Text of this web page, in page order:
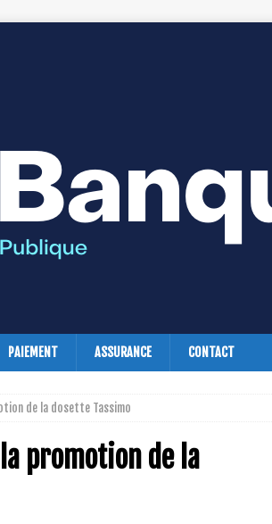
PAIEMENT ASSURANCE CONTACT
de la dosette Tassimo
promotion de la